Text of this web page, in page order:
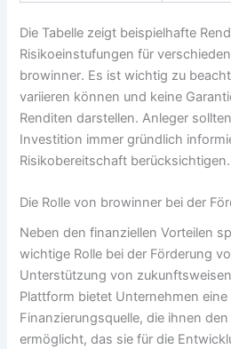
Die Tabelle zeigt beispielhafte
Risikoeinstufungen für
browinner. Es ist wichtig zu
variieren können und keine
Renditen darstellen. Anleger
Investition immer gründlich
Risikobereitschaft berücksichtigen.
Die Rolle von browinner bei der
Neben den finanziellen Vorteilen
wichtige Rolle bei der Förderung
Unterstützung von
Plattform bietet Unternehmen eine
Finanzierungsquelle, die ihnen
ermöglicht, das sie für die